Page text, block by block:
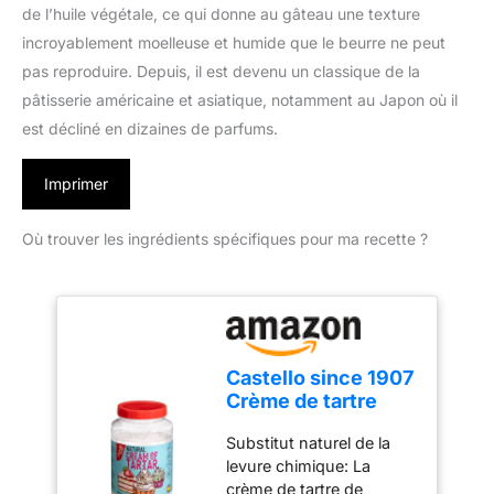
de l’huile végétale, ce qui donne au gâteau une texture
incroyablement moelleuse et humide que le beurre ne peut
pas reproduire. Depuis, il est devenu un classique de la
pâtisserie américaine et asiatique, notamment au Japon où il
est décliné en dizaines de parfums.
Imprimer
Où trouver les ingrédients spécifiques pour ma recette ?
Castello since 1907
Crème de tartre
Substitut naturel de la
levure chimique: La
crème de tartre de